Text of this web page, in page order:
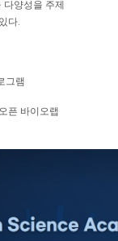
다양성을 주제
다.
그램
픈 바이오랩